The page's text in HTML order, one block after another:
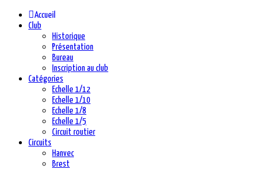
Accueil
Club
Historique
Présentation
Bureau
Inscription au club
Catégories
Echelle 1/12
Echelle 1/10
Echelle 1/8
Echelle 1/5
Circuit routier
Circuits
Hanvec
Brest